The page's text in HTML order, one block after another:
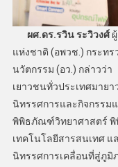
ผศ.ดร.รวิน ระวิวงศ์ผู้
แห่งชาติ (อพวช.) กระท
นวัตกรรม (อว.) กล่าวว่า
เยาวชนทั่วประเทศมาย
นิทรรศการและกิจกรรม
พิพิธภัณฑ์วิทยาศาสตร์
เทคโนโลยีสารสนเทศ
นิทรรศการเคลื่อนที่สู่ภูมิ